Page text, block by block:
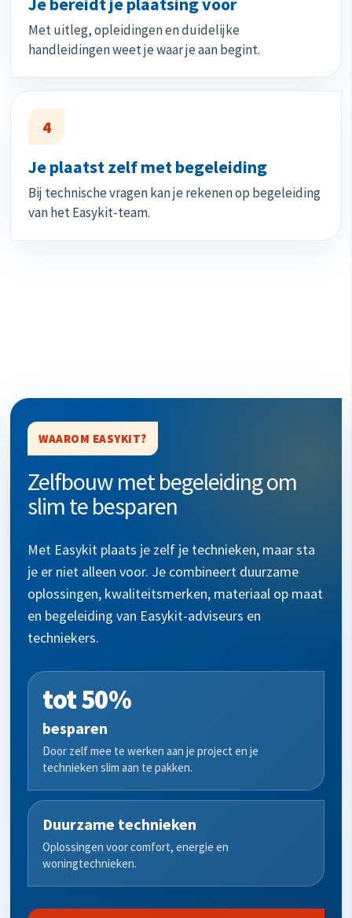
Met uitleg, opleidingen en duidelijke
handleidingen weet je waar je aan begint.
4
Je plaatst zelf met begeleiding
Bij technische vragen kan je rekenen op begeleiding
van het Easykit-team.
WAAROM EASYKIT?
Zelfbouw met begeleiding om
slim te besparen
Met Easykit plaats je zelf je technieken, maar sta
je er niet alleen voor. Je combineert duurzame
oplossingen, kwaliteitsmerken, materiaal op maat
en begeleiding van Easykit-adviseurs en
techniekers.
tot 50%
besparen
Door zelf mee te werken aan je project en je
technieken slim aan te pakken.
Duurzame technieken
Oplossingen voor comfort, energie en
woningtechnieken.